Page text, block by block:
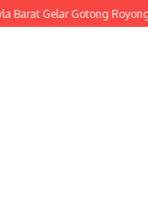
Gelar Gotong Royong